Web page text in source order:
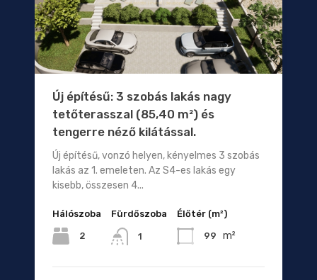
Új építésű: 3 szobás lakás nagy
tetőterasszal (85,40 m²) és
tengerre néző kilátással.
Új építésű, vonzó helyen, kényelmes 3 szobás
lakás az 1. emeleten. Az S4-es lakás egy
kisebb, összesen 4...
Hálószoba
2
Fürdőszoba
1
Élőtér (m²)
99 m²